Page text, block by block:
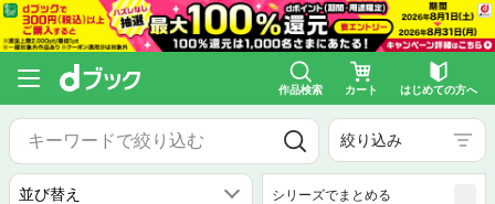
作品検索 カート はじめての方へ
絞り込み
シリーズでまとめる